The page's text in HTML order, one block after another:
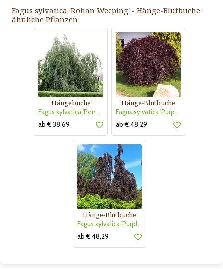
Fagus sylvatica 'Rohan Weeping' - Hänge-Blutbuche
ähnliche Pflanzen:
Hängebuche
Fagus sylvatica 'Pendula'
ab € 38,69
Hänge-Blutbuche
Fagus sylvatica 'Purpurea Pendula'
ab € 48,29
Hänge-Blutbuche
Fagus sylvatica 'Purple Fountaine'
ab € 48,29